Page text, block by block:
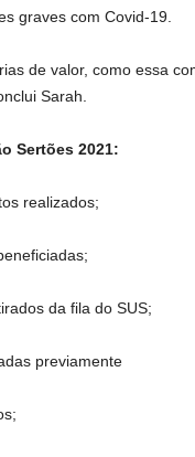
graves com Covid-19.
de valor, como essa
Sarah.
Sertões 2021:
realizados;
da fila do SUS;
previamente